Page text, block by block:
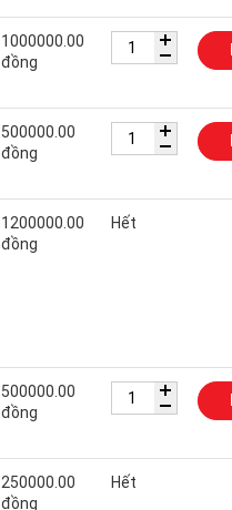
1000000.00
đồng
500000.00
đồng
1200000.00
đồng
Hết
500000.00
đồng
250000.00
đồng
Hết